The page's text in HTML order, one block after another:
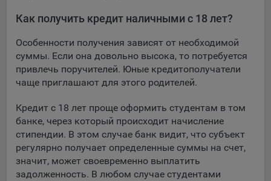
пом.44.
Рекламные Cookie
Отключение рекламных cookie-файлы не позволит
принимать меры по совершенствованию работы
осуществлять подбор рекламы, иных рекламных
материалов по наиболее актуальному, подходящему
назначению для каждого конкретного пользователя.
Компании, которым мы поручаем обработку данных для
данной цели:
Как получить кредит наличными с 18 лет?
Особенности получения зависят от необходимой
суммы. Если она довольно высока, то потребуется
привлечь поручителей. Юные кредитополучатели
чаще приглашают для этого родителей.
Кредит с 18 лет проще оформить студентам в том
банке, через который происходит начисление
стипендии. В этом случае банк видит, что субъект
регулярно получает определенные суммы на счет,
значит, может своевременно выплатить
задолженность. В любом случае студентами